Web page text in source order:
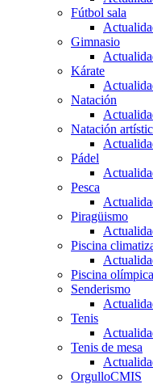
Fútbol sala
Gimnasio
Kárate
Natación
Natación
Pádel
Pesca
Piragüismo
Piscina
Piscina olímpica
Senderismo
Tenis
Tenis de mesa
OrgulloCMIS